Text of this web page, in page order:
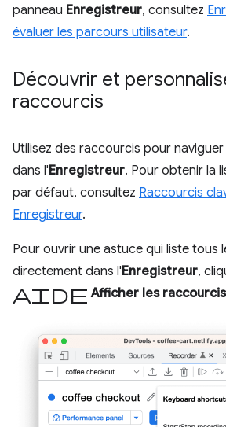
panneau Enregistreur, consultez
évaluer les parcours utilisateur.
Découvrir et
raccourcis
Utilisez des raccourcis pour
dans l'Enregistreur. Pour obtenir la
par défaut, consultez Raccourcis
Enregistreur.
Pour ouvrir une astuce qui liste tous
directement dans l'Enregistreur,
Aide Afficher les raccourcis